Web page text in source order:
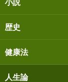
小説
歴史
健康法
人生論
法人・プレス
※本サイトはアフ